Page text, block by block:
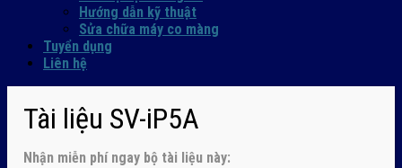
Hướng dẫn kỹ thuật
Sửa chữa máy co màng
Tuyển dụng
Liên hệ
Tài liệu SV-iP5A
Nhận miễn phí ngay bộ tài liệu này: